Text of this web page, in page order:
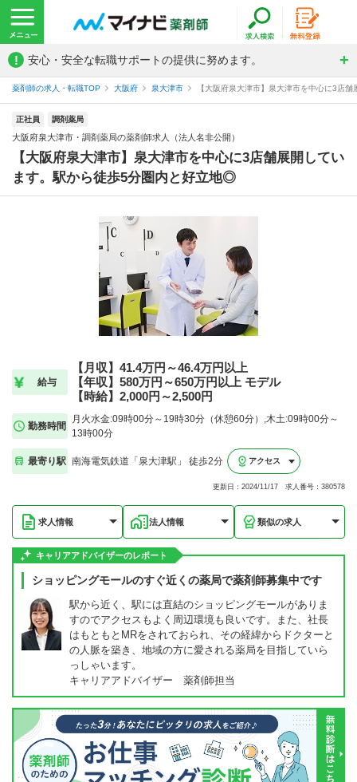
! 安心・安全な転職サポートの提供に努めます。
薬剤師の求人・転職TOP 大阪府 泉大津市 【大阪府泉大津市】泉大津市を中心に3店
正社員 調剤薬局
大阪府泉大津市・調剤薬局の薬剤師求人（法人名非公開）
【大阪府泉大津市】泉大津市を中心に3店舗展開してい
ます。駅から徒歩5分圏内と好立地◎
給与
【月収】41.4万円～46.4万円以上
【年収】580万円～650万円以上 モデル
【時給】2,000円～2,500円
勤務時間
月火水金:09時00分～19時30分（休憩60分）,木土:09時00分～
13時00分
最寄り駅 南海電気鉄道「泉大津駅」 徒歩2分 アクセス
更新日：2024/11/17 求人番号：380578
求人情報 法人情報 類似の求人
キャリアアドバイザーのレポート
ショッピングモールのすぐ近くの薬局で薬剤師募集中です
駅から近く、駅には直結のショッピングモールがありま
すのでアクセスもよく周辺環境も良いです。また、社長
はもともとMRをされておられ、その経緯からドクターと
の人脈を築き、地域の方に愛される薬局を目指していら
っしゃいます。
キャリアアドバイザー 薬剤師担当